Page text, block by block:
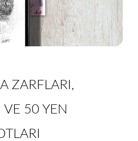
ZARFLARI,
50 YEN